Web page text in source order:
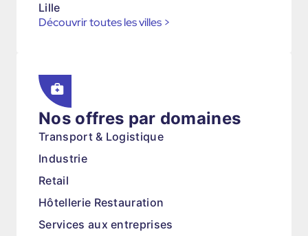
Lille
Découvrir toutes les villes >
Nos offres par domaines
Transport & Logistique
Industrie
Retail
Hôtellerie Restauration
Services aux entreprises